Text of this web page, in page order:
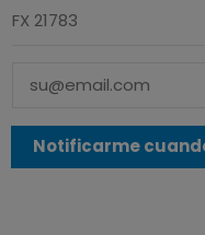
FX 21783